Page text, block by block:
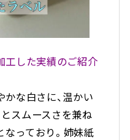
工した実績のご紹介
かな白さに、温かい
スムースさを兼ね
っており。姉妹紙